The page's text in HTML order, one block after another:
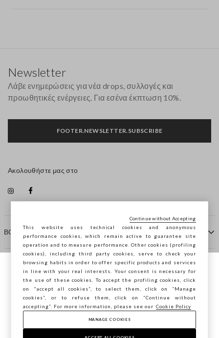
ΒΟΗΘΕΙΑ
ΠΡΑΚΤΟΡΕΙΟ
ΕΠΙΚΟΙΝΩΝΗΣΤΕ ΜΑΖΙ ΜΑΣ
Newsletter
Λάβε ενημερώσεις για νέα drops, συλλογές και
προωθητικές ενέργειες. Για εσένα έκπτωση 10%.
FOOTER.NEWSLETTER.SUBSCRIBE
Ακολουθήστε μας στο
Copyright © Ovs S.p.A. ΑΦΜ: 04240010274 - Εταιρικό
Περιηγείστε στο STEFANEL Ελλάδας, θέλετε
να αποθηκεύσετε την τοποθεσία σας;
ΕΠΙΒΕΒΑΊΩΣΗ
This website uses technical cookies and anonymous
performance cookies, which remain active to guarantee site
operation and to measure performance. Other cookies (profiling
cookies), including third party cookies, serve to check your
browsing habits in order to offer specific products and services
in line with your real interests. Your consent is necessary for
the use of these cookies. To accept the profiling cookies, click
on "accept all cookies”, to select them, click on “Manage
cookies”, or to refuse them, click on “Continue without
accepting”. For more information, please see our Cookie Policy
MANAGE COOKIES
Continue without Accepting